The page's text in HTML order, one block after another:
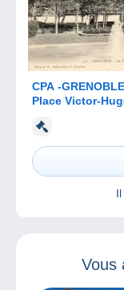
CPA -
Place Victor-
Vous